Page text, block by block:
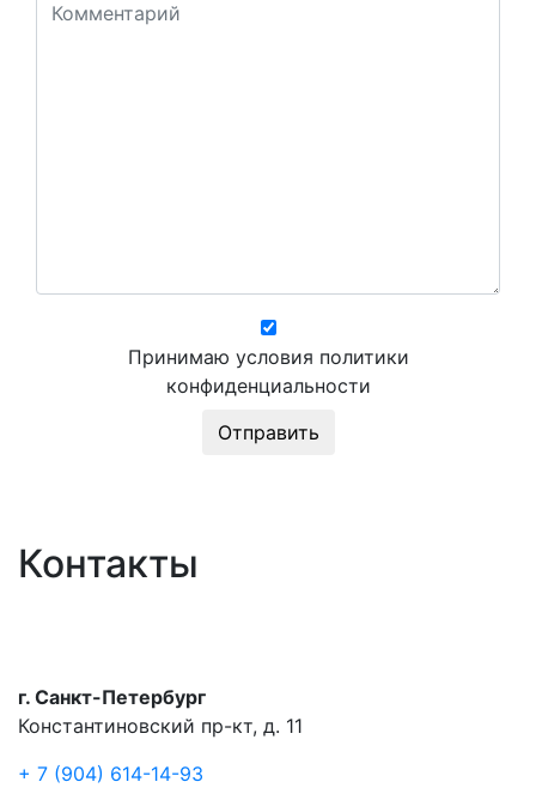
Принимаю условия политики
конфиденциальности
Контакты
г. Санкт-Петербург
Константиновский пр-кт, д. 11
+ 7 (904) 614-14-93